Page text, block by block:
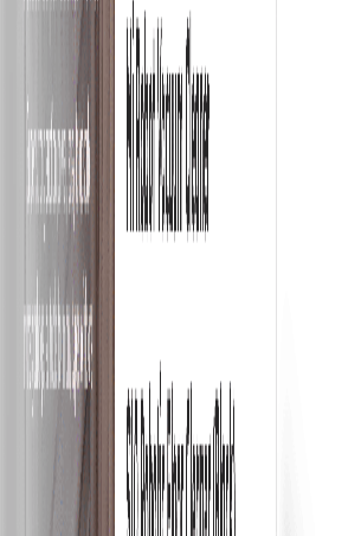
gratis & tidak terbatas
ruang kerja gratis dan tak
menambahkan semua karyawan
ke akun pembeli Anda di e-Procure.
waktu nyata
dapat memesan apa yang dia
mudah dengan alur kerja persetujuan
pengeluaran perusahaan